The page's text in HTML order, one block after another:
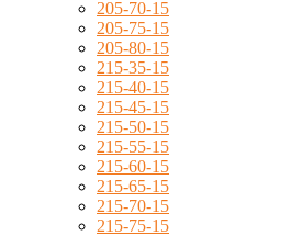
205-70-15
205-75-15
205-80-15
215-35-15
215-40-15
215-45-15
215-50-15
215-55-15
215-60-15
215-65-15
215-70-15
215-75-15